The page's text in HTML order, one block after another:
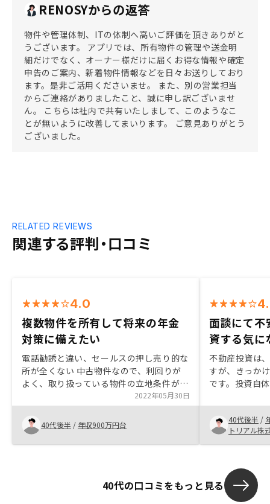
RENOSYからの返答
物件や管理体制、ITの体制へ高いご評価を頂きありがと
うございます。 アプリでは、所有物件の管理や送金明
細だけでなく、オーナー様だけに届くお得な情報や確定
申告のご案内、新着物件情報などを日々お送りしており
ます。是非ご活用くださいませ。 また、別の営業担当
からご連絡がありましたこと、誠に申し訳ございませ
ん。 こちらは社内で共有いたしまして、このようなこ
とが無いように改善してまいります。 ご意見ありがとう
ございました。
関連する評判・口コミ
RELATED REVIEWS
4.0
複数物件を所有して将来の年金
対策に備えたい
電話勧誘と違い、セールスの押し売り的な
所が全くない 中古物件なので、利回りが
よく、取り扱っている物件の立地条件が良
い 投資後のリスク管理がわかりやすく、
メリットデメリットをしっかりと教えても
らえるので、購入後の不安要素を低減でき
る
2022年05月30日
40代後半 / 年収900万円台
面談にて不
資する気に
不動産投資は
すが、きっか
です。投資自
話聞いてから
思いました。
動産投資につ
たが、
した。 面談
ましたが、リ
ったため、そ
40代後半 /
トリアル株
40代の口コミをもっと見る